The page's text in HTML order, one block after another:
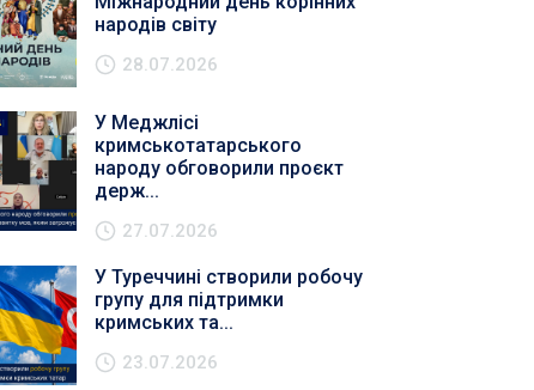
народів світу
28.07.2026
У Меджлісі
кримськотатарського
народу обговорили проєкт
держ...
27.07.2026
У Туреччині створили робочу
групу для підтримки
кримських та...
23.07.2026